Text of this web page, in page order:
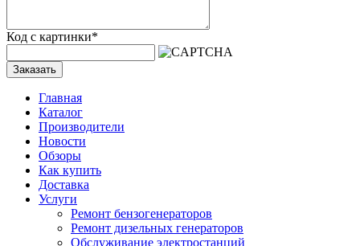
Код с картинки*
Заказать
Главная
Каталог
Производители
Новости
Обзоры
Как купить
Доставка
Услуги
Ремонт бензогенераторов
Ремонт дизельных генераторов
Обслуживание электростанций